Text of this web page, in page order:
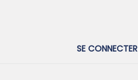
SE CONNECTER